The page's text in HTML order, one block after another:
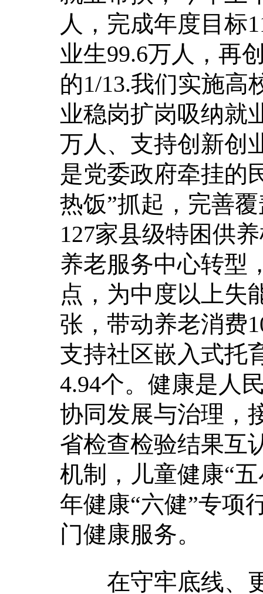
人，完成年度目标
业生99.6万人，再
的1/13.我们实施高
业稳岗扩岗吸纳就
万人、支持创新创
是党委政府牵挂的
热饭”抓起，完善
127家县级特困供
养老服务中心转型
点，为中度以上失
张，带动养老消费
支持社区嵌入式托
4.94个。健康是人
协同发展与治理，
省检查检验结果互
机制，儿童健康“
年健康“六健”专项
门健康服务。
在守牢底线、更